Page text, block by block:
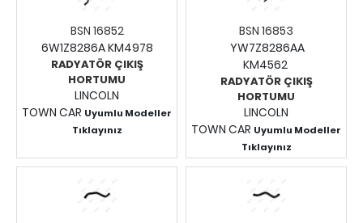
BSN 16852
6W1Z8286A KM4978
RADYATÖR ÇIKIŞ
HORTUMU
LINCOLN
TOWN CAR Uyumlu Modeller
Tıklayınız
Giriş Yapınız.
BSN 16853
YW7Z8286AA
KM4562
RADYATÖR ÇIKIŞ
HORTUMU
LINCOLN
TOWN CAR Uyumlu Modeller
Tıklayınız
Fiyatları Görmek İçin
Giriş Yapınız.